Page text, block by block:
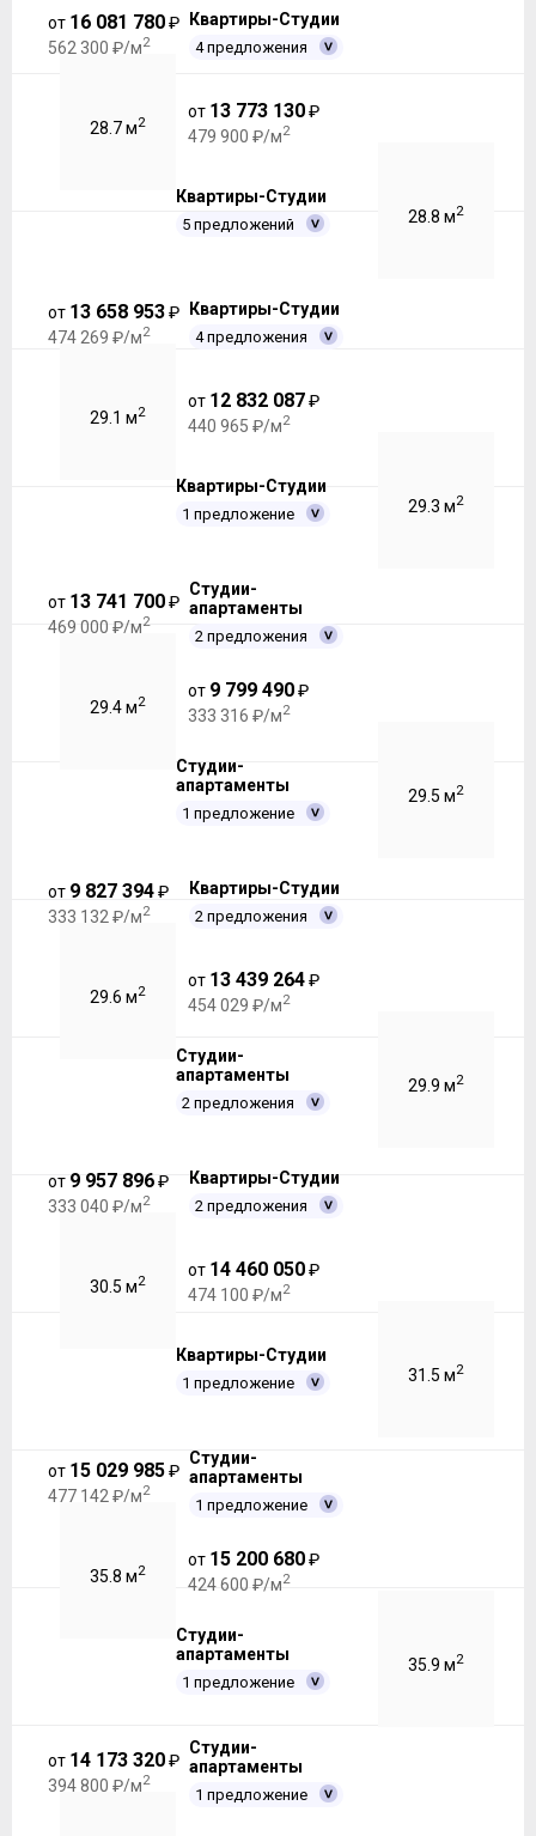
от 16 081 780₽
562 300 ₽/м2
Квартиры-Студии
4 предложения
28.7 м2
от 13 773 130₽
479 900 ₽/м2
Квартиры-Студии
5 предложений 28.8 м2
от 13 658 953₽
474 269 ₽/м2
Квартиры-Студии
4 предложения
29.1 м2
от 12 832 087₽
440 965 ₽/м2
Квартиры-Студии
1 предложение 29.3 м2
от 13 741 700₽
469 000 ₽/м2
Студии-
апартаменты
2 предложения
29.4 м2
от 9 799 490₽
333 316 ₽/м2
Студии-
апартаменты
1 предложение
29.5 м2
от 9 827 394₽
333 132 ₽/м2
Квартиры-Студии
2 предложения
29.6 м2
от 13 439 264₽
454 029 ₽/м2
Студии-
апартаменты
2 предложения
29.9 м2
от 9 957 896₽
333 040 ₽/м2
Квартиры-Студии
2 предложения
30.5 м2
от 14 460 050₽
474 100 ₽/м2
Квартиры-Студии
1 предложение 31.5 м2
от 15 029 985₽
477 142 ₽/м2
Студии-
апартаменты
1 предложение
35.8 м2
от 15 200 680₽
424 600 ₽/м2
Студии-
апартаменты
1 предложение
35.9 м2
от 14 173 320₽
394 800 ₽/м2
Студии-
апартаменты
1 предложение